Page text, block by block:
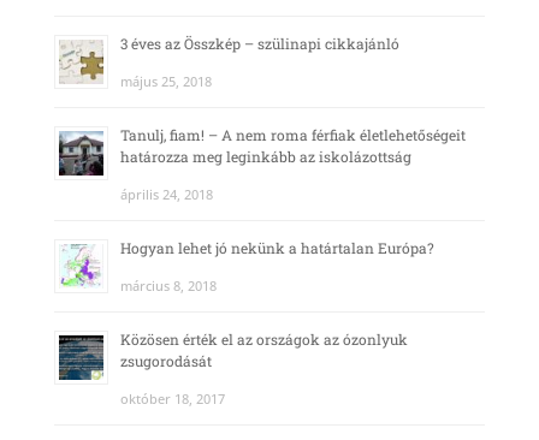
3 éves az Összkép – szülinapi cikkajánló
május 25, 2018
Tanulj, fiam! – A nem roma férfiak életlehetőségeit
határozza meg leginkább az iskolázottság
április 24, 2018
Hogyan lehet jó nekünk a határtalan Európa?
március 8, 2018
Közösen érték el az országok az ózonlyuk
zsugorodását
október 18, 2017